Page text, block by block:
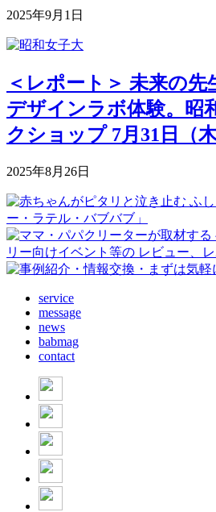
2025年9月1日
＜レポート＞ 未来の先
デザインラボ体験。昭
クショップ 7月31日（木
2025年8月26日
service
message
news
babmag
contact